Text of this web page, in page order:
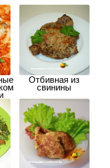
Отбивная из
свинины